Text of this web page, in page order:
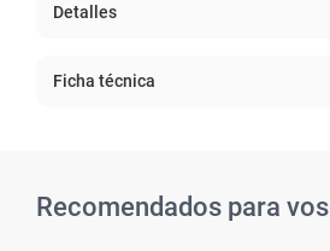
Detalles
Ficha técnica
Recomendados para vos